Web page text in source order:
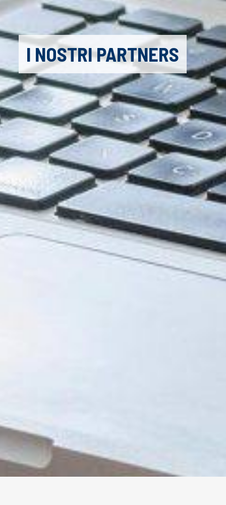
I NOSTRI PARTNERS